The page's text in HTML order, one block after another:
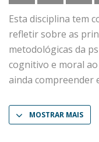
Esta disciplina tem
refletir sobre as
metodológicas da
cognitivo e moral
ainda compreender
MOSTRAR MAIS